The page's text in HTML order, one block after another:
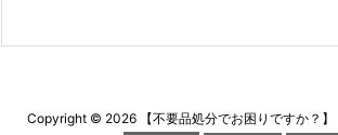
Copyright © 2026 【不要品処分でお困りですか？】